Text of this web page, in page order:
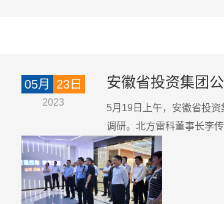
05月 23日
2023
安徽省投资集团
5月19日上午，安徽省投
调研。北方雷科董事长李